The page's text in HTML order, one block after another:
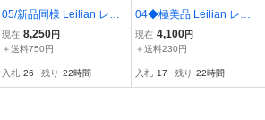
05/新品同様 Leilian レリ
アン プラスハウス 近年
大きいサイズ 13+ LL 2L
ットレース ネイビー フレ
現在 8,250円
＋送料750円
入札 26 残り 22時間
04◆極美品 Leilian レリ
アン プラチナタグ 大きい
サイズ 13号 L LL 2L サラ
ンピース ブラウス フリル
現在 4,100円
＋送料230円
入札 17 残り 22時間